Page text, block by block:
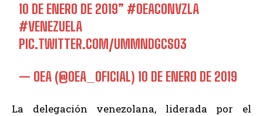
10 DE ENERO DE 2019”#OEACONVZLA
#VENEZUELA
PIC.TWITTER.COM/UMMNDGCS03
— OEA (@OEA_OFICIAL)10 DE ENERO DE 2019
La delegación venezolana, liderada por el